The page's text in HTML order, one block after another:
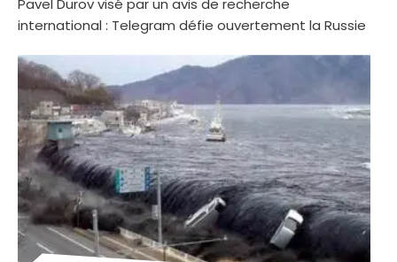
Pavel Durov visé par un avis de recherche
international : Telegram défie ouvertement la Russie